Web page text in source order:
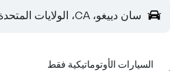
سان دييغو، CA، الولايات المتحدة الأميريكية
السيارات الأوتوماتيكية فقط